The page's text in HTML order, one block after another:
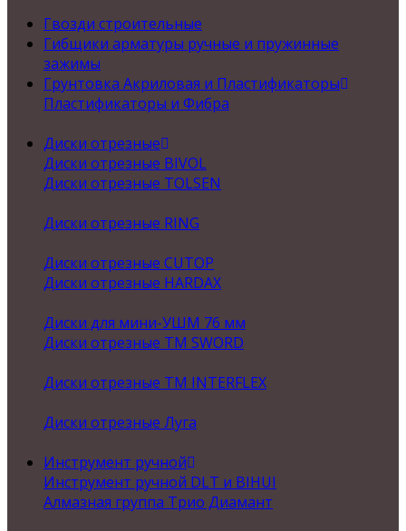
Гвозди строительные
Гибщики арматуры ручные и пружинные
зажимы
Грунтовка Акриловая и Пластификаторы
Пластификаторы и Фибра
Диски отрезные
Диски отрезные BIVOL
Диски отрезные TOLSEN
Диски отрезные RING
Диски отрезные CUTOP
Диски отрезные HARDAX
Диски для мини-УШМ 76 мм
Диски отрезные ТМ SWORD
Диски отрезные ТМ INTERFLEX
Диски отрезные Луга
Инструмент ручной
Инструмент ручной DLT и BIHUI
Алмазная группа Трио Диамант